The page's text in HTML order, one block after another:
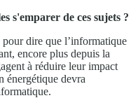
s'emparer de ces sujets ?
pour dire que l’informatique
encore plus depuis la
à réduire leur impact
énergétique devra